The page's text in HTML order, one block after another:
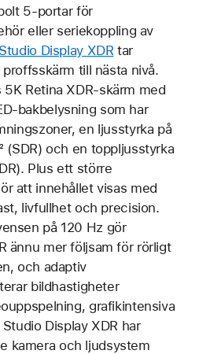
5-portar för
eller seriekoppling av
Studio Display XDR tar
till nästa nivå.
Retina XDR-skärm med
bakbelysning som har
en ljusstyrka på
(SDR) och en toppljusstyrka
Plus ett större
att innehållet visas med
livfullhet och precision.
på 120 Hz gör
ännu mer följsam för rörligt
och adaptiv
bildhastigheter
grafikintensiva
Display XDR har
kamera och ljudsystem